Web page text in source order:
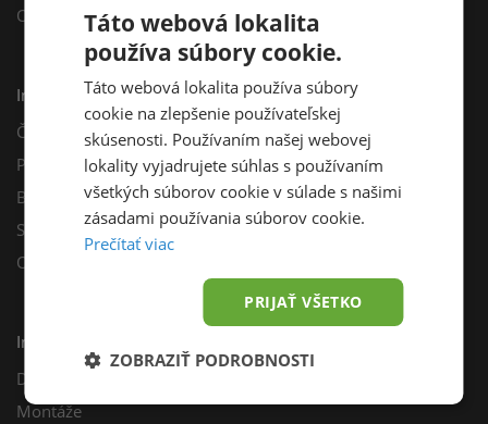
Odberné miesta
Informácie
Často kladené otázky
Poradňa
Blog
Sprievodca výberom fotovoltiky
Odporúčací program
Inštalácie
Dotácie
Montáže
Táto webová lokalita
používa súbory cookie.
Táto webová lokalita používa súbory
cookie na zlepšenie používateľskej
skúsenosti. Používaním našej webovej
lokality vyjadrujete súhlas s používaním
všetkých súborov cookie v súlade s našimi
zásadami používania súborov cookie.
Prečítať viac
PRIJAŤ VŠETKO
ZOBRAZIŤ PODROBNOSTI